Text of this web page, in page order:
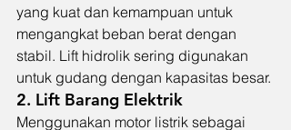
yang kuat dan kemampuan untuk
mengangkat beban berat dengan
stabil. Lift hidrolik sering digunakan
untuk gudang dengan kapasitas besar.
2. Lift Barang Elektrik
Menggunakan motor listrik sebagai